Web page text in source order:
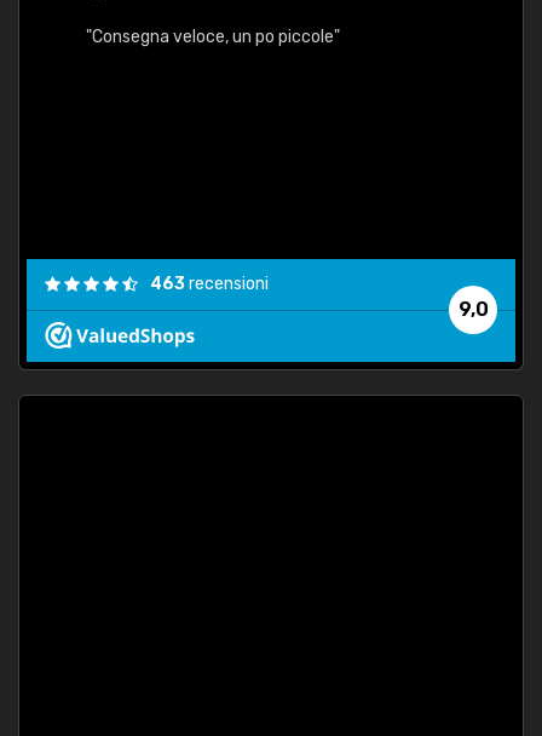
"Consegna veloce, un po piccole"
9,0
463recensioni